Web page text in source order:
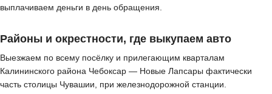
выплачиваем деньги в день обращения.
Районы и окрестности, где выкупаем авто
Выезжаем по всему посёлку и прилегающим кварталам
Калининского района Чебоксар — Новые Лапсары фактически
часть столицы Чувашии, при железнодорожной станции.